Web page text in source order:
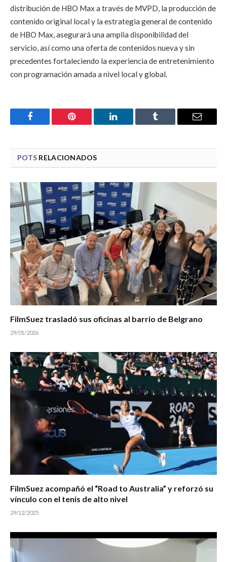
distribución de HBO Max a través de MVPD, la producción de
contenido original local y la estrategia general de contenido
de HBO Max, asegurará una amplia disponibilidad del
servicio, así como una oferta de contenidos nueva y sin
precedentes fortaleciendo la experiencia de entretenimiento
con programación amada a nivel local y global.
Facebook Pinterest LinkedIn Tumblr Email
POTS RELACIONADOS
FilmSuez trasladó sus oficinas al barrio de Belgrano
29/01/2026
FilmSuez acompañó el “Road to Australia” y reforzó su
vínculo con el tenis de alto nivel
29/12/2025